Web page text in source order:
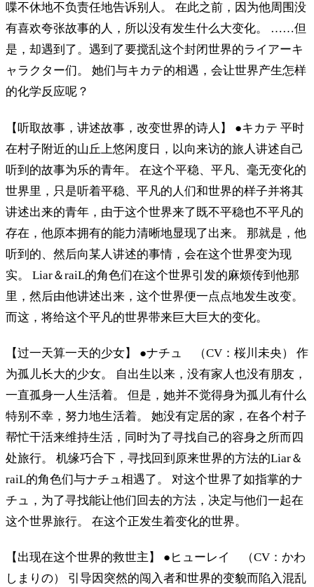
喋不休地不负责任地告诉别人。 在此之前，因为他周围没
有喜欢夸张故事的人，所以没有发生什么大变化。 ……但
是，却遇到了。遇到了要搅乱这个封闭世界的ライアーキ
ャラクター们。 她们与キカテ的相遇，会让世界产生怎样
的化学反应呢？
【听取故事，讲述故事，改变世界的诗人】 ●キカテ 平时
在村子附近的山丘上悠闲度日，以向来访的旅人讲述自己
听到的故事为乐的青年。 在这个平稳、平凡、毫无变化的
世界里，只是听着平稳、平凡的人们和世界的样子并将其
讲述出来的青年，由于这个世界来了既不平稳也不平凡的
存在，他原本拥有的能力清晰地显现了出来。 那就是，他
听到的、然后向某人讲述的事情，会在这个世界变为现
实。 Liar＆raiL的角色们在这个世界引发的麻烦传到他那
里，然后由他讲述出来，这个世界便一点点地发生改变。
而这，将给这个平凡的世界带来巨大巨大的变化。
【过一天算一天的少女】 ●ナチュ （CV：桜川未央） 作
为孤儿长大的少女。 自出生以来，没有家人也没有朋友，
一直孤身一人生活着。 但是，她并不觉得身为孤儿有什么
特别不幸，努力地生活着。 她没有定居的家，在各个村子
帮忙干活来维持生活，同时为了寻找自己的容身之所而四
处旅行。 机缘巧合下，寻找回到原来世界的方法的Liar＆
raiL的角色们与ナチュ相遇了。 对这个世界了如指掌的ナ
チュ，为了寻找能让他们回去的方法，决定与他们一起在
这个世界旅行。 在这个正发生着变化的世界。
【出现在这个世界的救世主】 ●ヒューレイ （CV：かわ
しまりの） 引导因突然的闯入者和世界的变貌而陷入混乱